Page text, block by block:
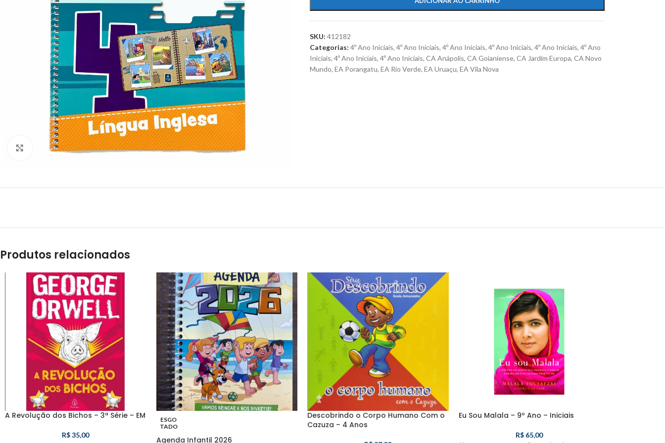
Clique para ampliar
SKU: 412182
Categorias: 4º Ano Iniciais, 4º Ano Iniciais, 4º Ano Iniciais, 4º Ano Iniciais, 4º Ano Iniciais, 4º Ano
Iniciais, 4º Ano Iniciais, 4º Ano Iniciais, CA Anápolis, CA Goianiense, CA Jardim Europa, CA Novo
Mundo, EA Porangatu, EA Rio Verde, EA Uruaçu, EA Vila Nova
Produtos relacionados
A Revolução dos Bichos – 3ª Série – EM
R$35,00
ESGO
TADO
Agenda Infantil 2026
Descobrindo o Corpo Humano Com o
Cazuza – 4 Anos
Eu Sou Malala – 9º Ano – Iniciais
R$65,00